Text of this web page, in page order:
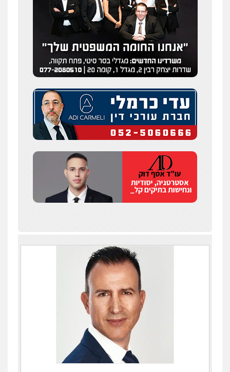
0505216700
אייל בן שושן, עורך דין פלילי
פלילי מעצרים וחקירות פשיעה חמורה
נוער רישום פלילי
0522763105
עו"ד שלומי שרון
צבאי מעצרים וחקירות